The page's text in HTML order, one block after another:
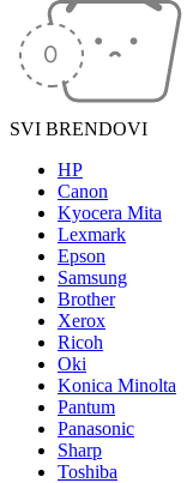
SVI BRENDOVI
HP
Canon
Kyocera Mita
Lexmark
Epson
Samsung
Brother
Xerox
Ricoh
Oki
Konica Minolta
Pantum
Panasonic
Sharp
Toshiba